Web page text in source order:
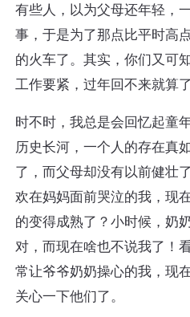
有些人，以为父母还年轻，
事，于是为了那点比平时高
的火车了。其实，你们又可
工作要紧，过年回不来就算
时不时，我总是会回忆起童
历史长河，一个人的存在真
了，而父母却没有以前健壮
欢在妈妈面前哭泣的我，现
的变得成熟了？小时候，奶
对，而现在啥也不说我了！
常让爷爷奶奶操心的我，现
关心一下他们了。